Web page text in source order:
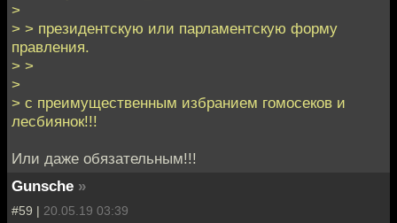
>
> > президентскую или парламентскую форму
правления.
> >
>
> с преимущественным избранием гомосеков и
лесбиянок!!!
Или даже обязательным!!!
Gunsche »
#59 | 20.05.19 03:39